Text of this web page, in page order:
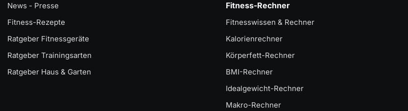
News - Presse
Fitness-Rezepte
Ratgeber Fitnessgeräte
Ratgeber Trainingsarten
Ratgeber Haus & Garten
Fitness-Rechner
Fitnesswissen & Rechner
Kalorienrechner
Körperfett-Rechner
BMI-Rechner
Idealgewicht-Rechner
Makro-Rechner